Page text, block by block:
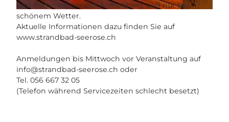
© Guidle.com
und Pommes) nur auf Anmeldung und nur bei
schönem Wetter.
Aktuelle Informationen dazu finden Sie auf
www.strandbad-seerose.ch
Anmeldungen bis Mittwoch vor Veranstaltung auf
info@strandbad-seerose.ch oder
Tel. 056 667 32 05
(Telefon während Servicezeiten schlecht besetzt)